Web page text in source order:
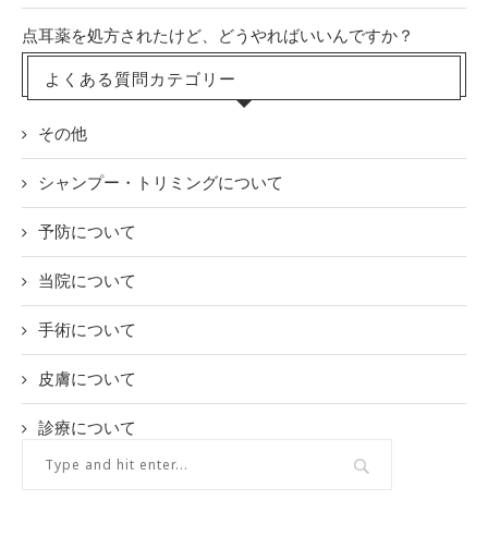
点耳薬を処方されたけど、どうやればいいんですか？
よくある質問カテゴリー
その他
シャンプー・トリミングについて
予防について
当院について
手術について
皮膚について
診療について